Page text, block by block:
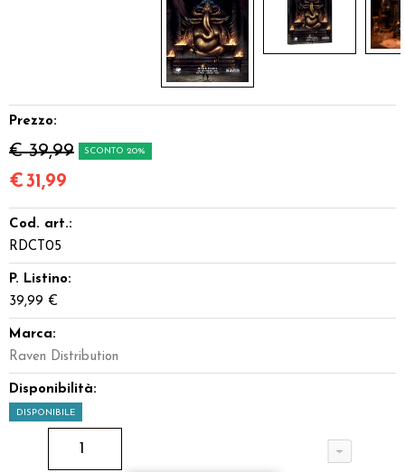
Prezzo:
€ 39,99 SCONTO 20%
€31,99
Cod. art.:
RDCT05
P. Listino:
39,99 €
Marca:
Raven Distribution
Disponibilità:
DISPONIBILE